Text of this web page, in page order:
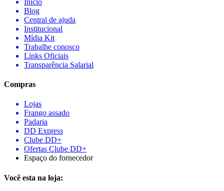
Blog
Central de ajuda
Institucional
Mídia Kit
Trabalhe conosco
Links Oficiais
Transparência Salarial
Compras
Lojas
Frango assado
Padaria
DD Express
Clube DD+
Ofertas Clube DD+
Espaço do fornecedor
Você esta na loja: